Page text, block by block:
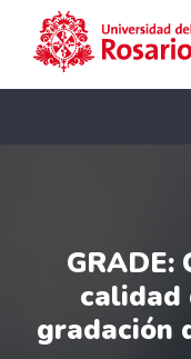
calidad
gradación